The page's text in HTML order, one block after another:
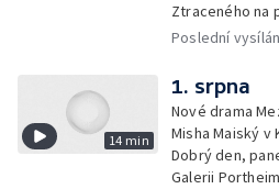
Ztraceného na
zprávy z
Poslední
14 min
1. srpna
Nové drama
Misha Maiský
Dobrý den,
Galerii